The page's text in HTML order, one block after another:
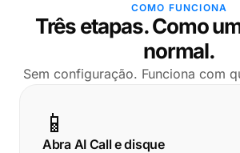
COMO FUNCIONA
Três etapas. Como
normal.
Sem configuração. Funciona com
📱
Abra AI Call e disque